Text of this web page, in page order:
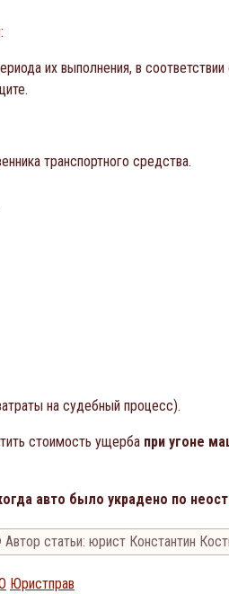
их выполнения, в
транспортного средства.
на судебный процесс).
стоимость ущерба при угоне
авто было украдено по
статьи: юрист Константин
Юристправ